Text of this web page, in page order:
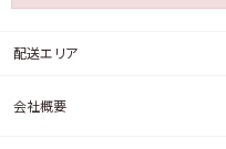
配送エリア
会社概要